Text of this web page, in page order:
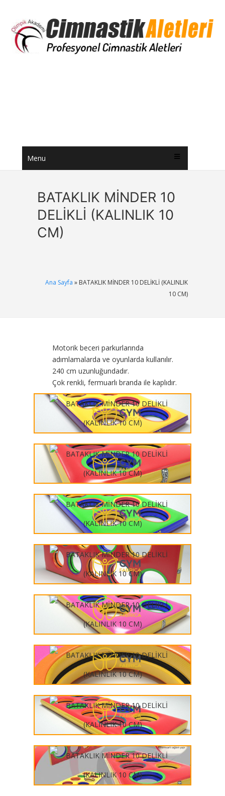
Menu
BATAKLIK MİNDER 10
DELİKLİ (KALINLIK 10
CM)
Ana Sayfa » BATAKLIK MİNDER 10 DELİKLİ (KALINLIK
10 CM)
Motorik beceri parkurlarında
adımlamalarda ve oyunlarda kullanılır.
240 cm uzunluğundadır.
Çok renkli, fermuarlı branda ile kaplıdır.